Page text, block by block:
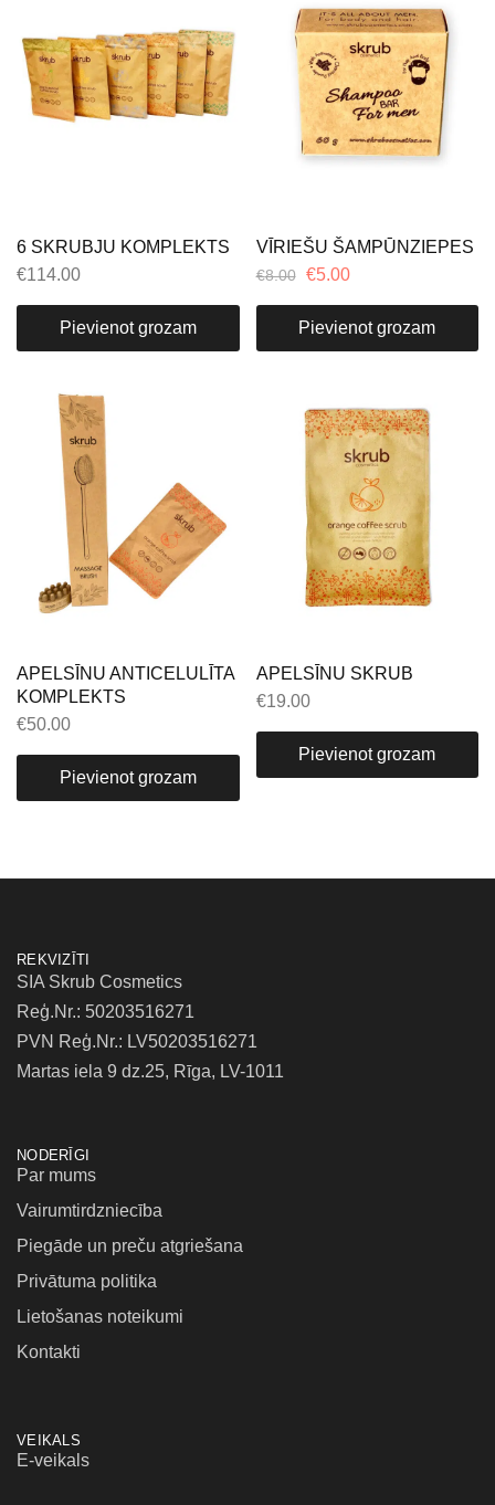
6 SKRUBJU KOMPLEKTS
€114.00
Pievienot grozam
VĪRIEŠU ŠAMPŪNZIEPES
€8.00 €5.00
Pievienot grozam
APELSĪNU ANTICELULĪTA
KOMPLEKTS
€50.00
Pievienot grozam
APELSĪNU SKRUB
€19.00
Pievienot grozam
REKVIZĪTI
SIA Skrub Cosmetics
Reģ.Nr.: 50203516271
PVN Reģ.Nr.: LV50203516271
Martas iela 9 dz.25, Rīga, LV-1011
NODERĪGI
Par mums
Vairumtirdzniecība
Piegāde un preču atgriešana
Privātuma politika
Lietošanas noteikumi
Kontakti
VEIKALS
E-veikals